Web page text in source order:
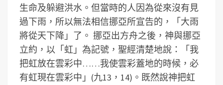
生命及躲避洪水。但當時的人因為從來沒有見
過下雨，所以無法相信挪亞所宣告的，「大雨
將從天下降」了。 挪亞出方舟之後，神與挪亞
立約，以「虹」為記號，聖經清楚地說：「我
把虹放在雲彩中……我使雲彩蓋地的時候，必
有虹現在雲彩中」(九13，14)。既然說神把虹